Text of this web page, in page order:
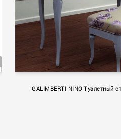
GALIMBERTI NINO Туалетный